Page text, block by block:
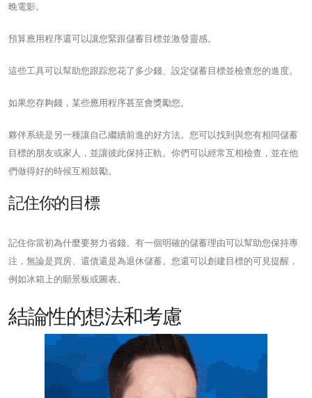
晚電影。
預算應用程序還可以讓您緊跟儲蓄目標並激發靈感。
這些工具可以幫助您跟踪您花了多少錢、設定儲蓄目標並檢查您的進度。
如果您存夠錢，某些應用程序甚至會獎勵您。
夥伴系統是另一種讓自己繼續前進的好方法。您可以找到與您有相同儲蓄
目標的朋友或家人，並讓彼此保持正軌。你們可以經常互相檢查，並在他
們做得好的時候互相鼓勵。
記住你的目標
記住你當初為什麼要努力省錢。有一個明確的儲蓄理由可以幫助您保持專
注，無論是買房、還債還是為退休儲蓄。您還可以創建目標的可見提醒，
例如冰箱上的願景板或圖表。
結論性的想法和考慮